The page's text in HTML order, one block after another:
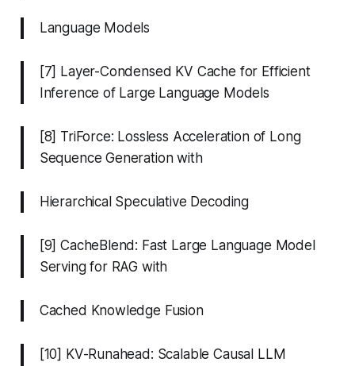
Language Models
[7] Layer-Condensed KV Cache for Efficient
Inference of Large Language Models
[8] TriForce: Lossless Acceleration of Long
Sequence Generation with
Hierarchical Speculative Decoding
[9] CacheBlend: Fast Large Language Model
Serving for RAG with
Cached Knowledge Fusion
[10] KV-Runahead: Scalable Causal LLM